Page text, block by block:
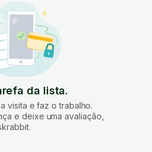
da lista.
visita e faz o trabalho.
e deixe uma avaliação,